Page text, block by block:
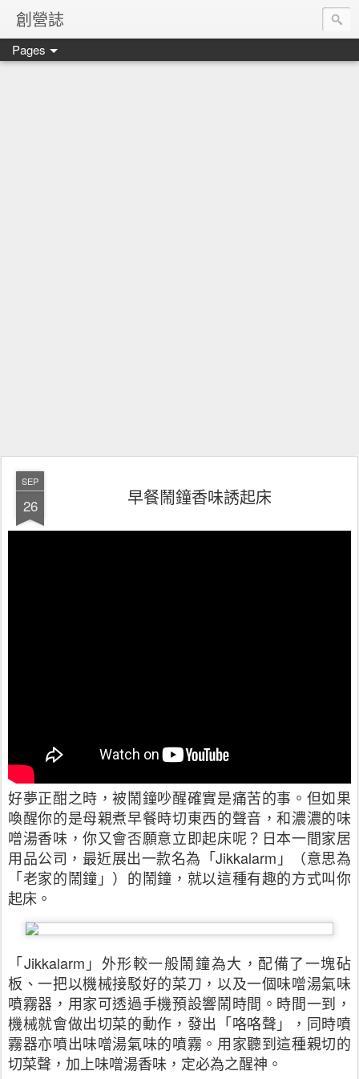
創營誌
Pages
SEP
26 早餐鬧鐘香味誘起床
好夢正酣之時，被鬧鐘吵醒確實是痛苦的事。但如果
喚醒你的是母親煮早餐時切東西的聲音，和濃濃的味
噌湯香味，你又會否願意立即起床呢？日本一間家居
用品公司，最近展出一款名為「Jikkalarm 」（意思為
「老家的鬧鐘」）的鬧鐘，就以這種有趣的方式叫你
起床。
「Jikkalarm 」外形較一般鬧鐘為大，配備了一塊砧
板、一把以機械接駁好的菜刀，以及一個味噌湯氣味
噴霧器，用家可透過手機預設響鬧時間。時間一到，
機械就會做出切菜的動作，發出「咯咯聲」，同時噴
霧器亦噴出味噌湯氣味的噴霧。用家聽到這種親切的
切菜聲，加上味噌湯香味，定必為之醒神。